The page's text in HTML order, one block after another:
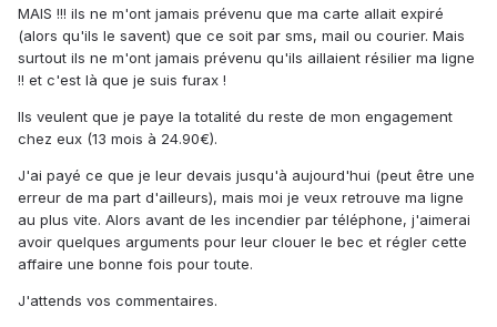
MAIS !!! ils ne m'ont jamais prévenu que ma carte allait expiré
(alors qu'ils le savent) que ce soit par sms, mail ou courier. Mais
surtout ils ne m'ont jamais prévenu qu'ils aillaient résilier ma ligne
!! et c'est là que je suis furax !
Ils veulent que je paye la totalité du reste de mon engagement
chez eux (13 mois à 24.90€).
J'ai payé ce que je leur devais jusqu'à aujourd'hui (peut être une
erreur de ma part d'ailleurs), mais moi je veux retrouve ma ligne
au plus vite. Alors avant de les incendier par téléphone, j'aimerai
avoir quelques arguments pour leur clouer le bec et régler cette
affaire une bonne fois pour toute.
J'attends vos commentaires.